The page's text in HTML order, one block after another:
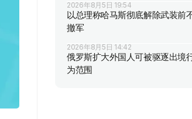
2026年8月5日 19:54
以总理称哈马斯彻底解除武装前
撤军
2026年8月5日 14:42
俄罗斯扩大外国人可被驱逐出境
为范围